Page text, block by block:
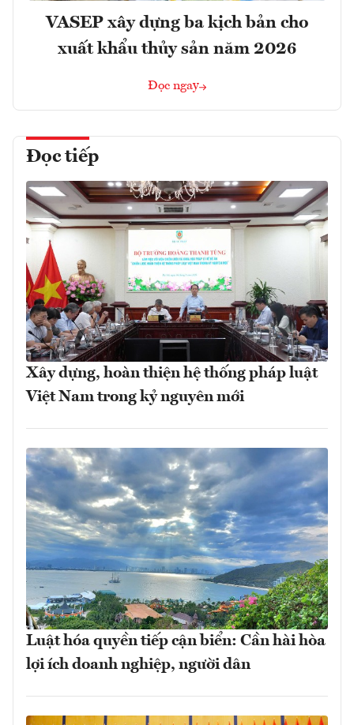
VASEP xây dựng ba kịch bản cho
xuất khẩu thủy sản năm 2026
Đọc ngay
Đọc tiếp
Xây dựng, hoàn thiện hệ thống pháp luật
Việt Nam trong kỷ nguyên mới
Luật hóa quyền tiếp cận biển: Cần hài hòa
lợi ích doanh nghiệp, người dân